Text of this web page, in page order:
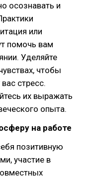
осознавать и
или
помочь вам
Уделяйте
чтобы
стресс.
их выражать
опыта.
на работе
позитивную
участие в